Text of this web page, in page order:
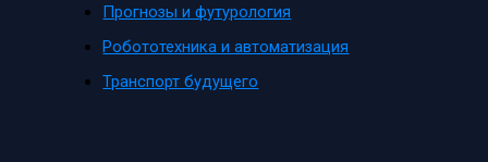
Прогнозы и футурология
Робототехника и автоматизация
Транспорт будущего